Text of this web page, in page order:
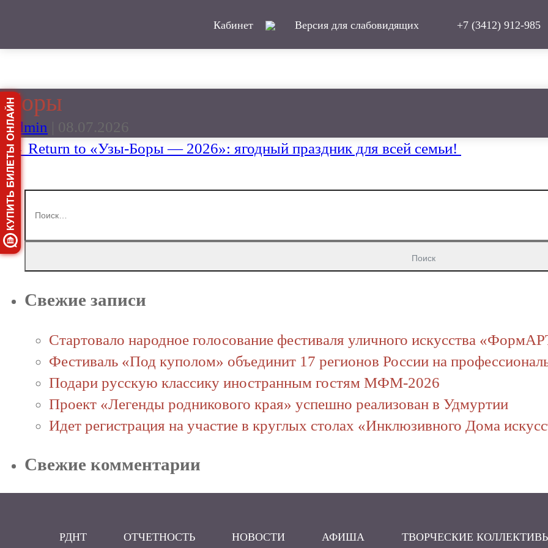
Кабинет Версия для слабовидящих +7 (3412) 912-985
боры
admin | 08.07.2026
← Return to «Узы‑Боры — 2026»: ягодный праздник для всей семьи!
‹
Свежие записи
Стартовало народное голосование фестиваля уличного искусства
Фестиваль «Под куполом» объединит 17 регионов России на
Подари русскую классику иностранным гостям МФМ-2026
Проект «Легенды родникового края» успешно реализован в Удмуртии
Идет регистрация на участие в круглых столах «Инклюзивного Дома
Свежие комментарии
РДНТ ОТЧЕТНОСТЬ НОВОСТИ АФИША ТВОРЧЕСКИЕ